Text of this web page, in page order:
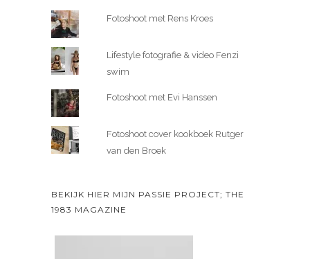
Fotoshoot met Rens Kroes
Lifestyle fotografie & video Fenzi
swim
Fotoshoot met Evi Hanssen
Fotoshoot cover kookboek Rutger
van den Broek
BEKIJK HIER MIJN PASSIE PROJECT; THE
1983 MAGAZINE